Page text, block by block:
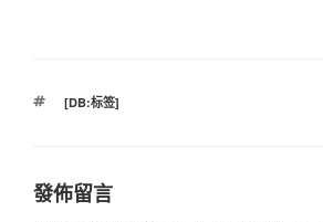
標
[DB:标签]
發佈留言